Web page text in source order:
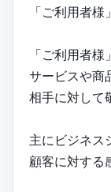
「ご利用者様
「ご利用者様
サービスや商
相手に対して
主にビジネス
顧客に対する